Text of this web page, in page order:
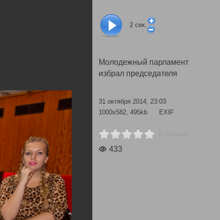
2 сек.
Молодежный парламент
избрал председателя
31 октября 2014, 23:03
1000x582, 495kb
EXIF
433